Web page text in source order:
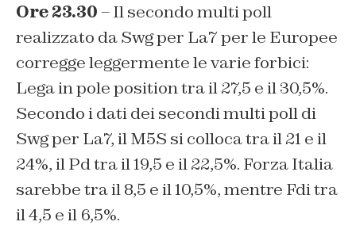
Ore 23.30– Il secondo multi poll
realizzato da Swg per La7 per le Europee
corregge leggermente le varie forbici:
Lega in pole position tra il 27,5 e il 30,5%.
Secondo i dati dei secondi multi poll di
Swg per La7, il M5S si colloca tra il 21 e il
24%, il Pd tra il 19,5 e il 22,5%. Forza Italia
sarebbe tra il 8,5 e il 10,5%, mentre Fdi tra
il 4,5 e il 6,5%.